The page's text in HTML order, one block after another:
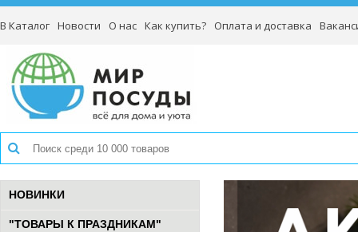
В Каталог Новости О нас Как купить? Оплата и доставка
НОВИНКИ
"ТОВАРЫ К ПРАЗДНИКАМ"